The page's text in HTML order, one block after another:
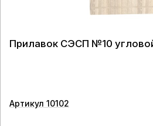
Прилавок СЭСП №10
Артикул 10102